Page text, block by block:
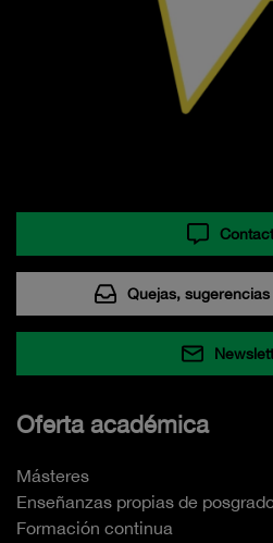
Quejas,
Oferta académica
Másteres
Enseñanzas propias de
Formación continua